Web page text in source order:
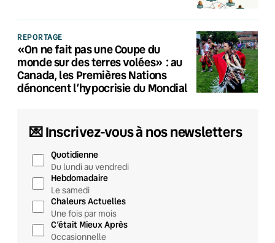
REPORTAGE
«On ne fait pas une Coupe du
monde sur des terres volées» : au
Canada, les Premières Nations
dénoncent l’hypocrisie du Mondial
💌 Inscrivez-vous à nos newsletters
Quotidienne
Du lundi au vendredi
Hebdomadaire
Le samedi
Chaleurs Actuelles
Une fois par mois
C’était Mieux Après
Occasionnelle